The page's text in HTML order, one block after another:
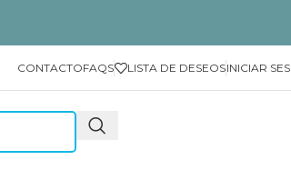
CONTACTOFAQS LISTA DE DESEOSINICIAR